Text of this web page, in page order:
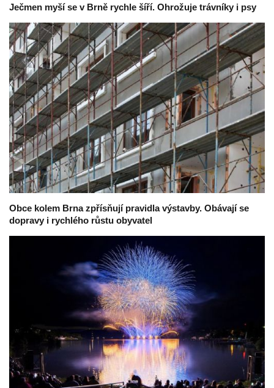
Ječmen myší se v Brně rychle šíří. Ohrožuje trávníky i psy
Obce kolem Brna zpřísňují pravidla výstavby. Obávají se
dopravy i rychlého růstu obyvatel